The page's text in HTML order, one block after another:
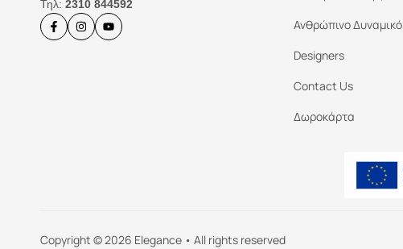
Τηλ: 2310 844592
Ανθρώπινο Δυναμικό
Designers
Contact Us
Δωροκάρτα
Copyright © 2026 Elegance • All rights reserved